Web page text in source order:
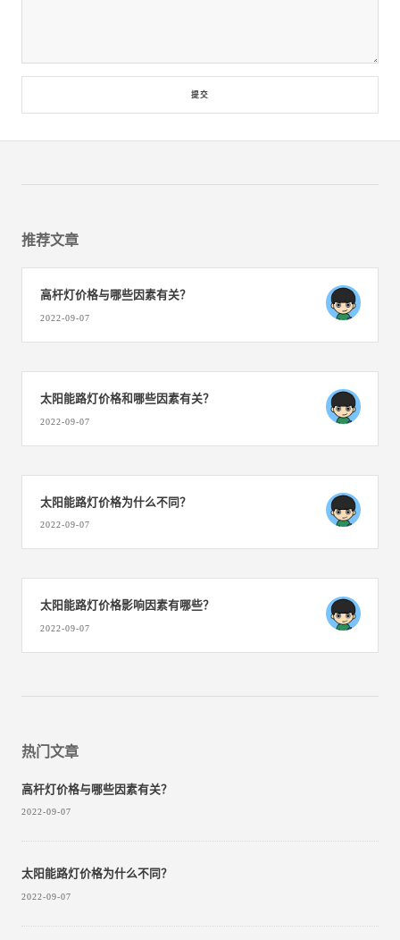
推荐文章
高杆灯价格与哪些因素有关？
2022-09-07
太阳能路灯价格和哪些因素有关？
2022-09-07
太阳能路灯价格为什么不同？
2022-09-07
太阳能路灯价格影响因素有哪些？
2022-09-07
热门文章
高杆灯价格与哪些因素有关？
2022-09-07
太阳能路灯价格为什么不同？
2022-09-07